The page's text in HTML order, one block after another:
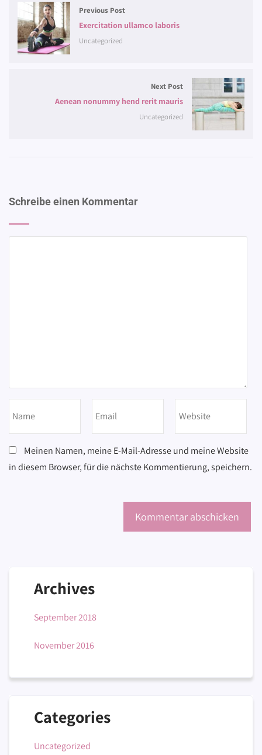
Previous Post
Exercitation ullamco laboris
Uncategorized
Next Post
Aenean nonummy hend rerit mauris
Uncategorized
Schreibe einen Kommentar
Meinen Namen, meine E-Mail-Adresse und meine Website
in diesem Browser, für die nächste Kommentierung, speichern.
Archives
September 2018
November 2016
Categories
Uncategorized